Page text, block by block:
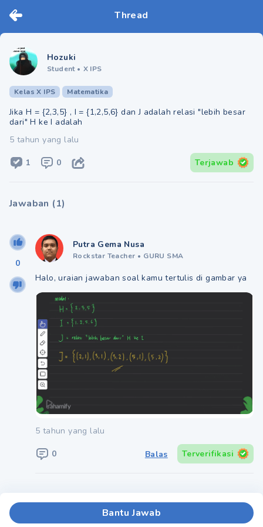
Thread
Hozuki
Student • X IPS
Kelas X IPS Matematika
Jika H = {2,3,5} , I = {1,2,5,6} dan J adalah relasi "lebih besar
dari" H ke I adalah
5 tahun yang lalu
1 0 Terjawab
Jawaban (1)
0
Putra Gema Nusa
Rockstar Teacher • GURU SMA
Halo, uraian jawaban soal kamu tertulis di gambar ya
5 tahun yang lalu
0 Balas Terverifikasi
Bantu Jawab